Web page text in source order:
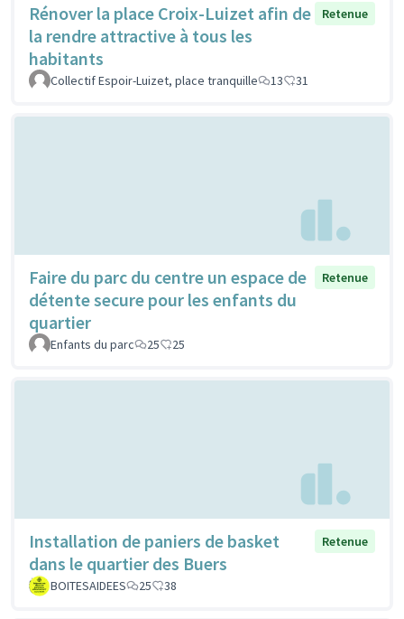
Rénover la place Croix-Luizet afin de
la rendre attractive à tous les
habitants
Retenue
Collectif Espoir-Luizet, place tranquille 13 31
Faire du parc du centre un espace de
détente secure pour les enfants du
quartier
Retenue
Enfants du parc 25 25
Installation de paniers de basket
dans le quartier des Buers
Retenue
BOITESAIDEES 25 38